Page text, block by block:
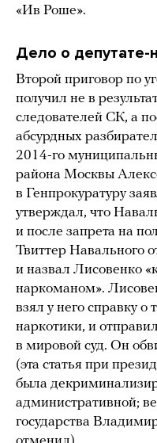
«Ив Роше».
Дело о депутате-
Второй приговор по
получил не в
следователей СК, а
абсурдных
2014-го
района Москвы
в Генпрокуратуру
утверждал, что
и после запрета на
Твиттер Навального
и назвал Лисовенко
наркоманом».
взял у него справку
наркотики, и
в мировой суд. Он
(эта статья при
была
административной;
государства